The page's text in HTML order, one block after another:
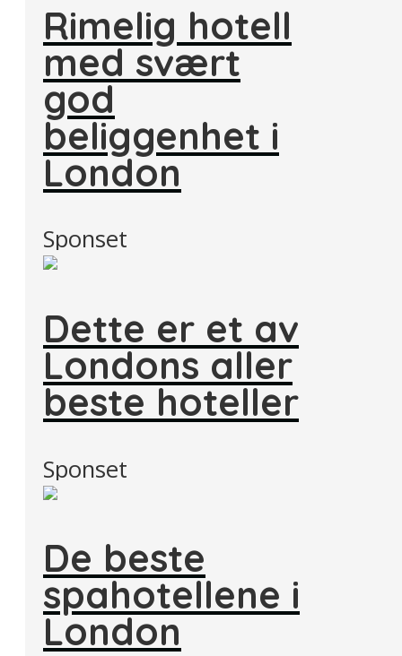
Rimelig hotell
med svært
god
beliggenhet i
London
Sponset
Dette er et av
Londons aller
beste hoteller
Sponset
De beste
spahotellene i
London